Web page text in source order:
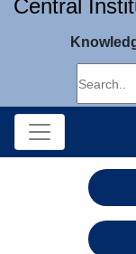
Central